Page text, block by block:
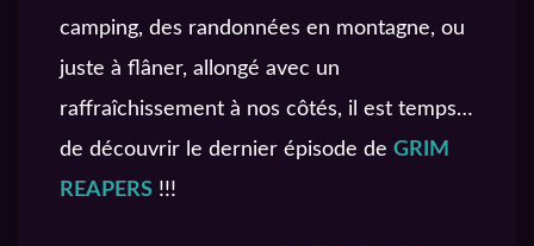
camping, des randonnées en montagne, ou
juste à flâner, allongé avec un
raffraîchissement à nos côtés, il est temps…
de découvrir le dernier épisode de GRIM
REAPERS !!!